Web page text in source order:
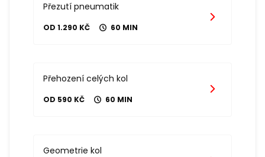
Přezutí pneumatik
OD 1.290 KČ 60 MIN
Přehození celých kol
OD 590 KČ 60 MIN
Geometrie kol